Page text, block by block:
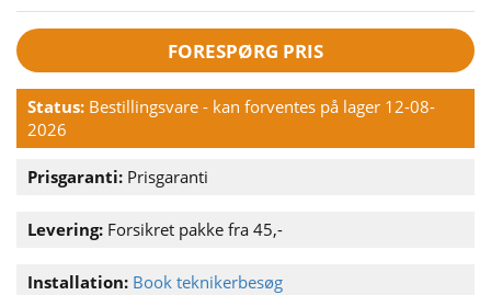
FORESPØRG PRIS
Status: Bestillingsvare - kan forventes på lager 12-08-
2026
Prisgaranti: Prisgaranti
Levering: Forsikret pakke fra 45,-
Installation: Book teknikerbesøg